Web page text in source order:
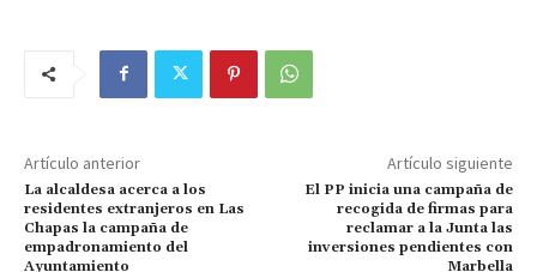
Artículo anterior
La alcaldesa acerca a los
residentes extranjeros en Las
Chapas la campaña de
empadronamiento del
Ayuntamiento
Artículo siguiente
El PP inicia una campaña de
recogida de firmas para
reclamar a la Junta las
inversiones pendientes con
Marbella